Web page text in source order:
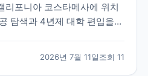
리포니아 코스타메사에 위치
탐색과 4년제 대학 편입을
2026년 7월 11일조회 11